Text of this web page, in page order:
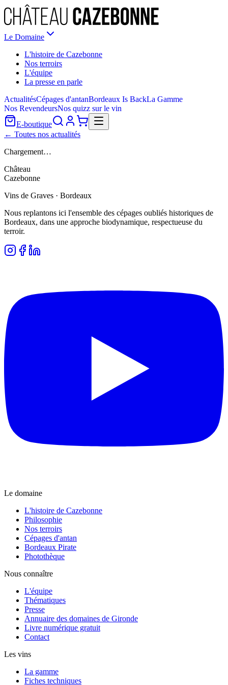
Le Domaine
L'histoire de Cazebonne
Nos terroirs
L'équipe
La presse en parle
ActualitésCépages d'antanBordeaux Is BackLa Gamme
Nos RevendeursNos quizz sur le vin
E-boutique
← Toutes nos actualités
Chargement…
Château
Cazebonne
Vins de Graves · Bordeaux
Nous replantons ici l'ensemble des cépages oubliés historiques de
Bordeaux, dans une approche biodynamique, respectueuse du
terroir.
Le domaine
L'histoire de Cazebonne
Philosophie
Nos terroirs
Cépages d'antan
Bordeaux Pirate
Photothèque
Nous connaître
L'équipe
Thématiques
Presse
Annuaire des domaines de Gironde
Livre numérique gratuit
Contact
Les vins
La gamme
Fiches techniques